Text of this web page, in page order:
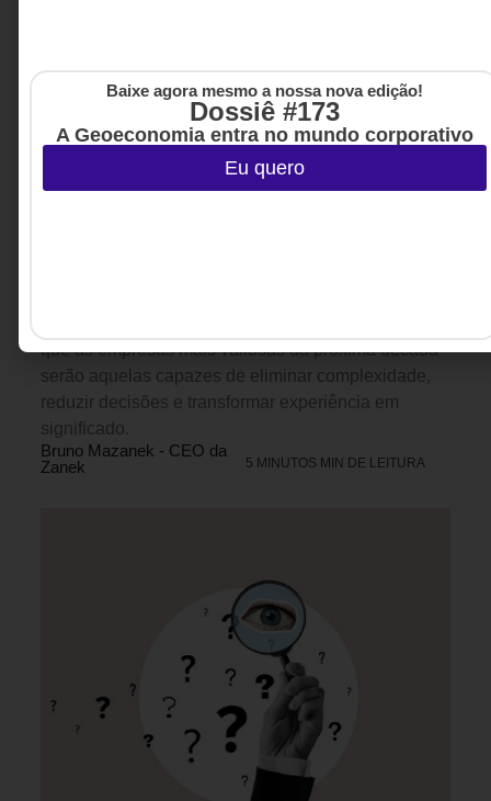
USER EXPERIENCE, UX,INOVAÇÃO
12 DE JULHO DE 2026 08H00
que as empresas mais valiosas da próxima década
serão aquelas capazes de eliminar complexidade,
reduzir decisões e transformar experiência em
significado.
Bruno Mazanek - CEO da
Zanek
5 MINUTOS MIN DE LEITURA
Baixe agora mesmo a nossa nova edição!
Dossiê #173
A Geoeconomia entra no mundo corporativo
Eu quero